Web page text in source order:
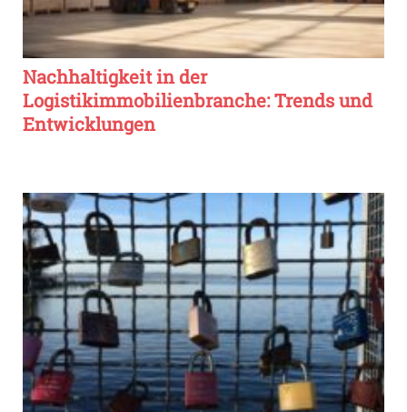
Nachhaltigkeit in der
Logistikimmobilienbranche: Trends und
Entwicklungen